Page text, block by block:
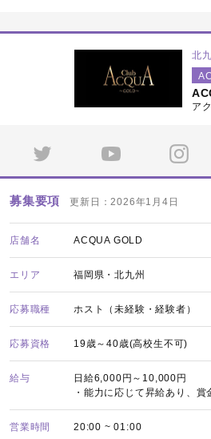
北
ア
募集要項 更新日：2026年1月4日
店舗名 ACQUA GOLD
エリア 福岡県・北九州
応募職種 ホスト（未経験・経験者）
応募資格 19歳～40歳(高校生不可)
給与
日給6,000円～10,000円
・能力に応じて昇給あり、賞
営業時間 20:00 ~ 01:00